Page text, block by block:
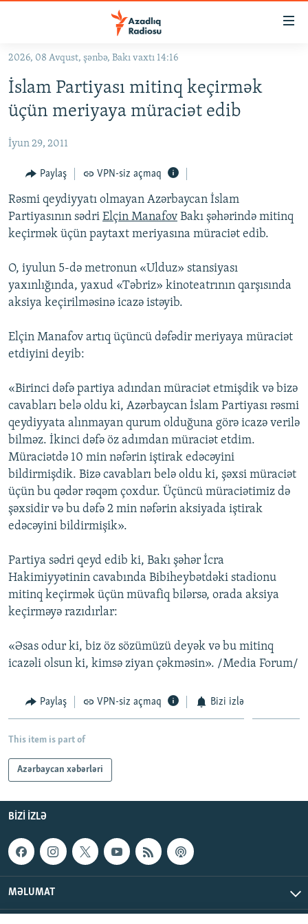
Əsas
qayıt
Əsas
naviqasiyaya
qayıt
KORRUPSIOMETR
#ƏSLINDƏ
FƏRQƏ BAX
QANUNI DOĞRU
ARAŞDIRMA
VIDEO
FOTOQALEREYA
KARIKATURA
RADIO ARXIV
OXU ZALI
İSLAM VƏ DEMOKRATIYA
HAQQIMIZDA
PEŞƏ ETIKASI VƏ JURNALISTIKA STANDARTLARIMIZ
AZADLIQRADIOSU MOBIL TELEFONUNUZDA
BIZIMLƏ ƏLAQƏ
XƏBƏR BÜLLETENLƏRIMIZ
BIZI IZLƏ
RFE/RL-in bütün saytları
2026, 08 Avqust, şənbə, Bakı vaxtı 14:16
İslam Partiyası mitinq keçirmək
üçün meriyaya müraciət edib
İyun 29, 2011
Paylaş VPN-siz açmaq
Rəsmi qeydiyyatı olmayan Azərbaycan İslam
Partiyasının sədri Elçin Manafov Bakı şəhərində mitinq
keçirmək üçün paytaxt meriyasına müraciət edib.
O, iyulun 5-də metronun «Ulduz» stansiyası
yaxınlığında, yaxud «Təbriz» kinoteatrının qarşısında
aksiya keçirilməsinə icazə istəyib.
Elçin Manafov artıq üçüncü dəfədir meriyaya müraciət
etdiyini deyib:
«Birinci dəfə partiya adından müraciət etmişdik və bizə
cavabları belə oldu ki, Azərbaycan İslam Partiyası rəsmi
qeydiyyata alınmayan qurum olduğuna görə icazə verilə
bilməz. İkinci dəfə öz adımdan müraciət etdim.
Müraciətdə 10 min nəfərin iştirak edəcəyini
bildirmişdik. Bizə cavabları belə oldu ki, şəxsi müraciət
üçün bu qədər rəqəm çoxdur. Üçüncü müraciətimiz də
şəxsidir və bu dəfə 2 min nəfərin aksiyada iştirak
edəcəyini bildirmişik».
Partiya sədri qeyd edib ki, Bakı şəhər İcra
Hakimiyyətinin cavabında Bibiheybətdəki stadionu
mitinq keçirmək üçün müvafiq bilərsə, orada aksiya
keçirməyə razıdırlar:
«Əsas odur ki, biz öz sözümüzü deyək və bu mitinq
icazəli olsun ki, kimsə ziyan çəkməsin». /Media Forum/
Paylaş VPN-siz açmaq Bizi izlə
This item is part of
Azərbaycan xəbərləri
BIZI IZLƏ
MƏLUMAT